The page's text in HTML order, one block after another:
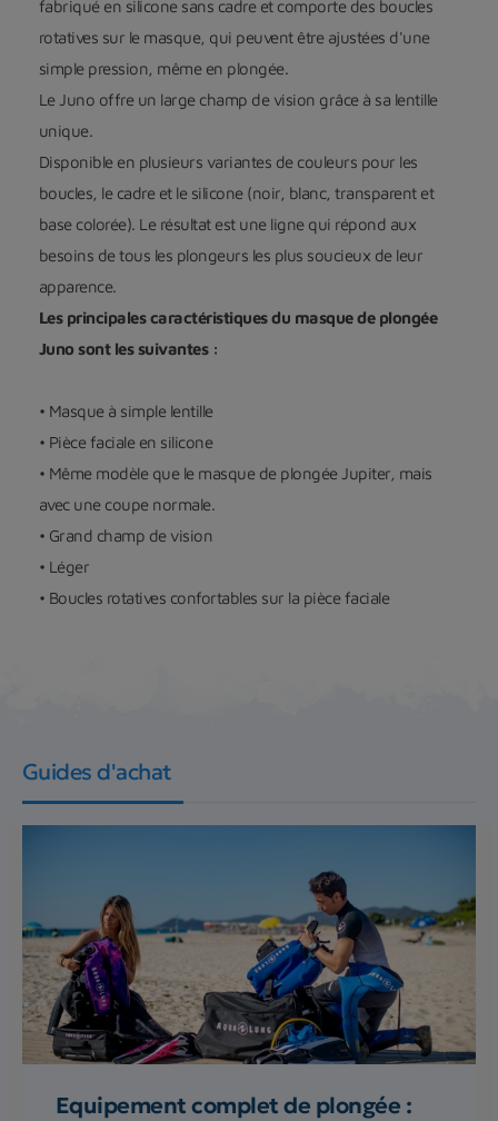
fabriqué en silicone sans cadre et comporte des boucles
rotatives sur le masque, qui peuvent être ajustées d'une
simple pression, même en plongée.
Le Juno offre un large champ de vision grâce à sa lentille
unique.
Disponible en plusieurs variantes de couleurs pour les
boucles, le cadre et le silicone (noir, blanc, transparent et
base colorée). Le résultat est une ligne qui répond aux
besoins de tous les plongeurs les plus soucieux de leur
apparence.
Les principales caractéristiques du masque de plongée
Juno sont les suivantes :
• Masque à simple lentille
• Pièce faciale en silicone
• Même modèle que le masque de plongée Jupiter, mais
avec une coupe normale.
• Grand champ de vision
• Léger
• Boucles rotatives confortables sur la pièce faciale
Guides d'achat
Equipement complet de plongée :